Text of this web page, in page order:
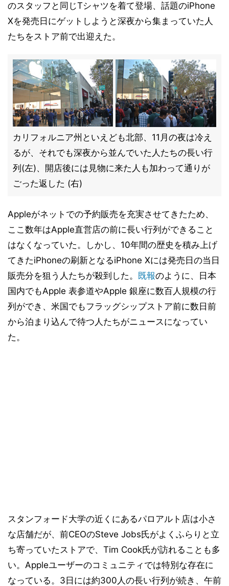
のスタッフと同じTシャツを着て登場、話題のiPhone
Xを発売日にゲットしようと深夜から集まっていた人
たちをストア前で出迎えた。
カリフォルニア州といえども北部、11月の夜は冷え
るが、それでも深夜から並んでいた人たちの長い行
列(左)、開店後には見物に来た人も加わって通りが
ごった返した (右)
Appleがネットでの予約販売を充実させてきたため、
ここ数年はApple直営店の前に長い行列ができること
はなくなっていた。しかし、10年間の歴史を積み上げ
てきたiPhoneの刷新となるiPhone Xには発売日の当日
販売分を狙う人たちが殺到した。 既報のように、日本
国内でもApple 表参道やApple 銀座に数百人規模の行
列ができ、米国でもフラッグシップストア前に数日前
から泊まり込んで待つ人たちがニュースになってい
た。
スタンフォード大学の近くにあるパロアルト店は小さ
な店舗だが、前CEOのSteve Jobs氏がよくふらりと立
ち寄っていたストアで、Tim Cook氏が訪れることも多
い。Appleユーザーのコミュニティでは特別な存在に
なっている。3日には約300人の長い行列が続き、午前